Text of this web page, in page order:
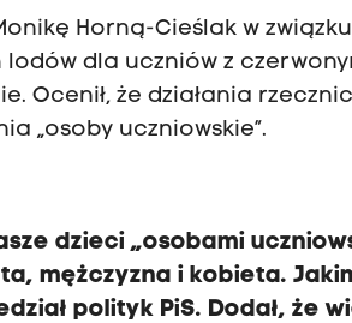
Horną-Cieślak w
dla uczniów z
Ocenił, że działania
„osoby uczniowskie”.
dzieci „osobami
mężczyzna i kobieta.
polityk PiS. Dodał, że